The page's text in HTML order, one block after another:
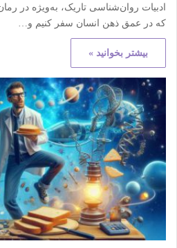
ادبیات روان‌شناسی تاریک، به‌ویژه در
که در عمق ذهن انسان سفر کنیم و…
بیشتر بخوانید »